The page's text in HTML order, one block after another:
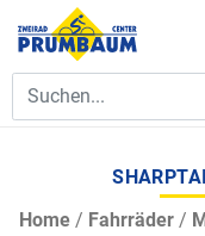
Home / Fahrräder /